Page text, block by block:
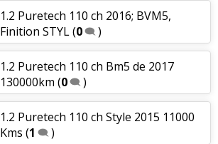
1.2 Puretech 110 ch 2016; BVM5,
Finition STYL(0 )
1.2 Puretech 110 ch Bm5 de 2017
130000km (0 )
1.2 Puretech 110 ch Style 2015 11000
Kms (1 )